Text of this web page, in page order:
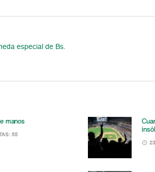
especial de Bs.
manos
55